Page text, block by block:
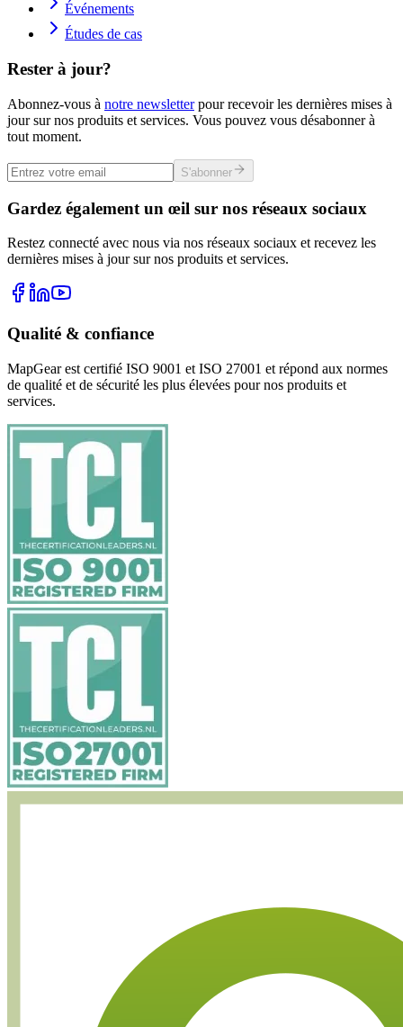
Événements
Études de cas
Rester à jour?
Abonnez-vous à notre newsletterpour recevoir les dernières mises à
jour sur nos produits et services. Vous pouvez vous désabonner à
tout moment.
S'abonner
Gardez également un œil sur nos réseaux sociaux
Restez connecté avec nous via nos réseaux sociaux et recevez les
dernières mises à jour sur nos produits et services.
Qualité & confiance
MapGear est certifié ISO 9001 et ISO 27001 et répond aux normes
de qualité et de sécurité les plus élevées pour nos produits et
services.